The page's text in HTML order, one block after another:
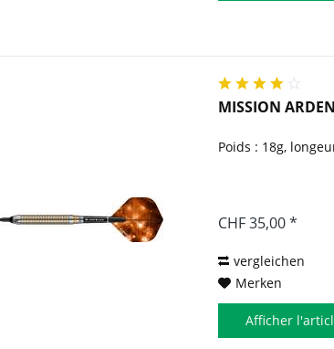
MISSION
Poids : 18g,
CHF 35,00 *
vergleichen
Merken
Afficher